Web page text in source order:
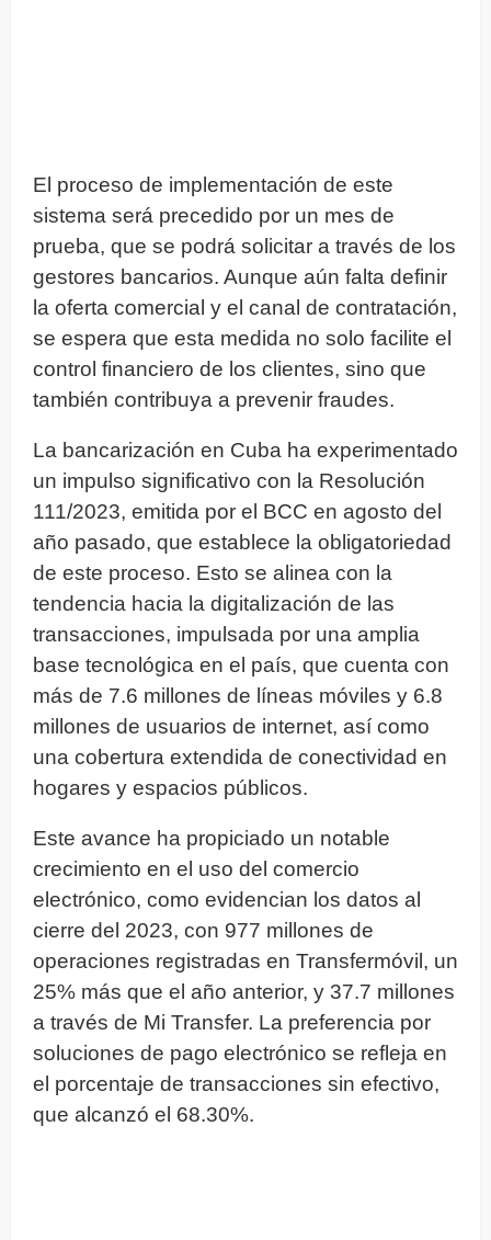
El proceso de implementación de este
sistema será precedido por un mes de
prueba, que se podrá solicitar a través de los
gestores bancarios. Aunque aún falta definir
la oferta comercial y el canal de contratación,
se espera que esta medida no solo facilite el
control financiero de los clientes, sino que
también contribuya a prevenir fraudes.
La bancarización en Cuba ha experimentado
un impulso significativo con la Resolución
111/2023, emitida por el BCC en agosto del
año pasado, que establece la obligatoriedad
de este proceso. Esto se alinea con la
tendencia hacia la digitalización de las
transacciones, impulsada por una amplia
base tecnológica en el país, que cuenta con
más de 7.6 millones de líneas móviles y 6.8
millones de usuarios de internet, así como
una cobertura extendida de conectividad en
hogares y espacios públicos.
Este avance ha propiciado un notable
crecimiento en el uso del comercio
electrónico, como evidencian los datos al
cierre del 2023, con 977 millones de
operaciones registradas en Transfermóvil, un
25% más que el año anterior, y 37.7 millones
a través de Mi Transfer. La preferencia por
soluciones de pago electrónico se refleja en
el porcentaje de transacciones sin efectivo,
que alcanzó el 68.30%.